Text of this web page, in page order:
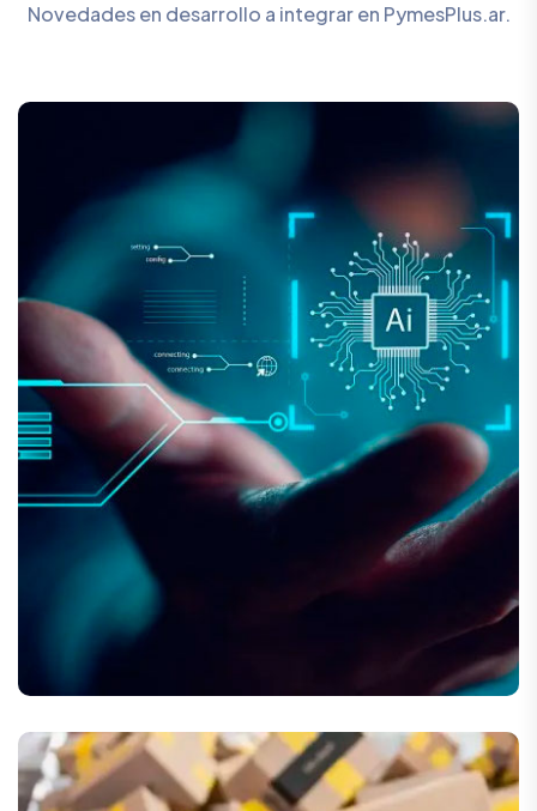
Novedades en desarrollo a integrar en PymesPlus.ar.